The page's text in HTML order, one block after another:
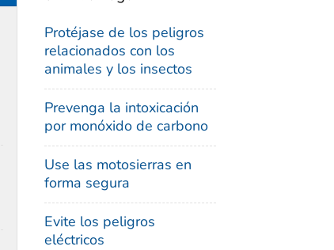
Protéjase de los peligros
relacionados con los
animales y los insectos
Prevenga la intoxicación
por monóxido de carbono
Use las motosierras en
forma segura
Evite los peligros
eléctricos